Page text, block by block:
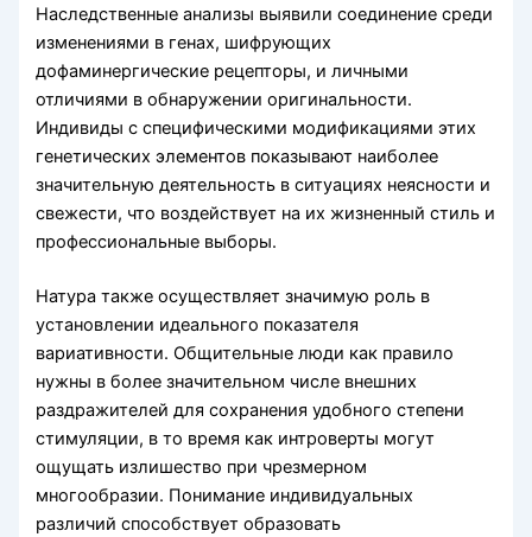
Наследственные анализы выявили соединение среди
изменениями в генах, шифрующих
дофаминергические рецепторы, и личными
отличиями в обнаружении оригинальности.
Индивиды с специфическими модификациями этих
генетических элементов показывают наиболее
значительную деятельность в ситуациях неясности и
свежести, что воздействует на их жизненный стиль и
профессиональные выборы.
Натура также осуществляет значимую роль в
установлении идеального показателя
вариативности. Общительные люди как правило
нужны в более значительном числе внешних
раздражителей для сохранения удобного степени
стимуляции, в то время как интроверты могут
ощущать излишество при чрезмерном
многообразии. Понимание индивидуальных
различий способствует образовать